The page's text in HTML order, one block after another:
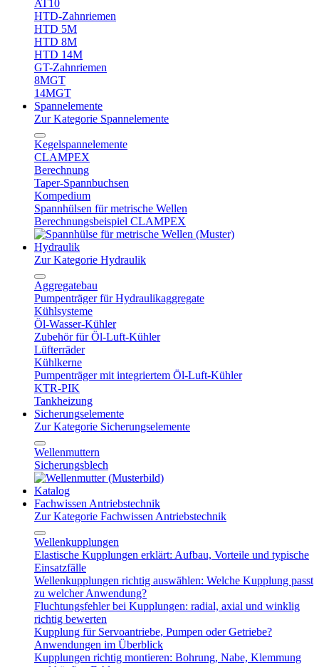
AT10
HTD-Zahnriemen
HTD 5M
HTD 8M
HTD 14M
GT-Zahnriemen
8MGT
14MGT
Spannelemente
Zur Kategorie Spannelemente
Kegelspannelemente
CLAMPEX
Berechnung
Taper-Spannbuchsen
Kompedium
Spannhülsen für metrische Wellen
Berechnungsbeispiel CLAMPEX
Hydraulik
Zur Kategorie Hydraulik
Aggregatebau
Pumpenträger für Hydraulikaggregate
Kühlsysteme
Öl-Wasser-Kühler
Zubehör für Öl-Luft-Kühler
Lüfterräder
Kühlkerne
Pumpenträger mit integriertem Öl-Luft-Kühler
KTR-PIK
Tankheizung
Sicherungselemente
Zur Kategorie Sicherungselemente
Wellenmuttern
Sicherungsblech
Katalog
Fachwissen Antriebstechnik
Zur Kategorie Fachwissen Antriebstechnik
Wellenkupplungen
Elastische Kupplungen erklärt: Aufbau, Vorteile und typische
Einsatzfälle
Wellenkupplungen richtig auswählen: Welche Kupplung passt
zu welcher Anwendung?
Fluchtungsfehler bei Kupplungen: radial, axial und winklig
richtig bewerten
Kupplung für Servoantriebe, Pumpen oder Getriebe?
Anwendungen im Überblick
Kupplungen richtig montieren: Bohrung, Nabe, Klemmung